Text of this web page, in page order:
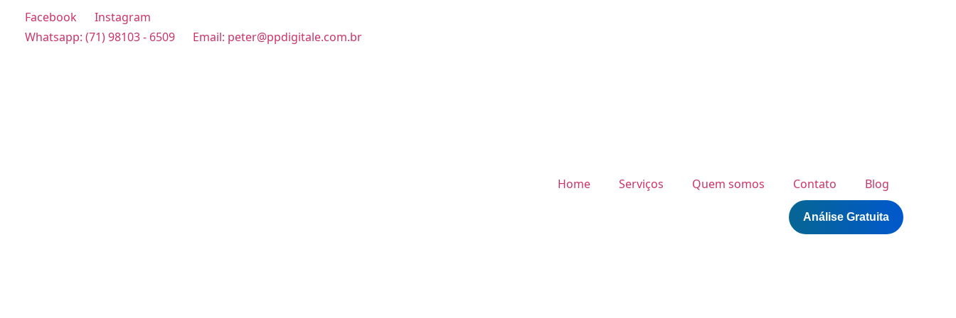
Facebook
Instagram
Whatsapp: (71) 98103 - 6509
Email: peter@ppdigitale.com.br
Home Serviços Quem somos Contato Blog
Análise Gratuita